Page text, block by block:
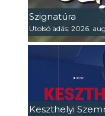
Szignatúra
Utolsó adás: 2026.
Keszthelyi